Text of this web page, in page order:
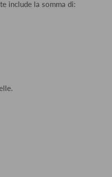
include la somma di: